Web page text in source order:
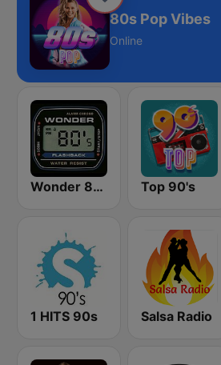
80s Pop Vibes
Online
Wonder 80's Top 90's
1 HITS 90s Salsa Radio